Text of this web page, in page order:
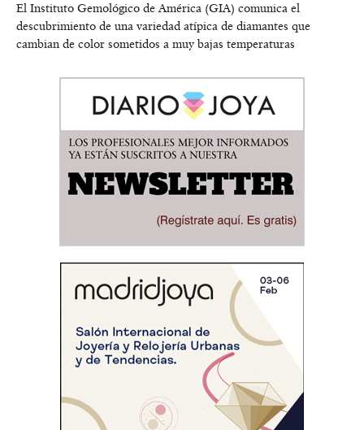
El Instituto Gemológico de América (GIA) comunica el
descubrimiento de una variedad atípica de diamantes que
cambian de color sometidos a muy bajas temperaturas